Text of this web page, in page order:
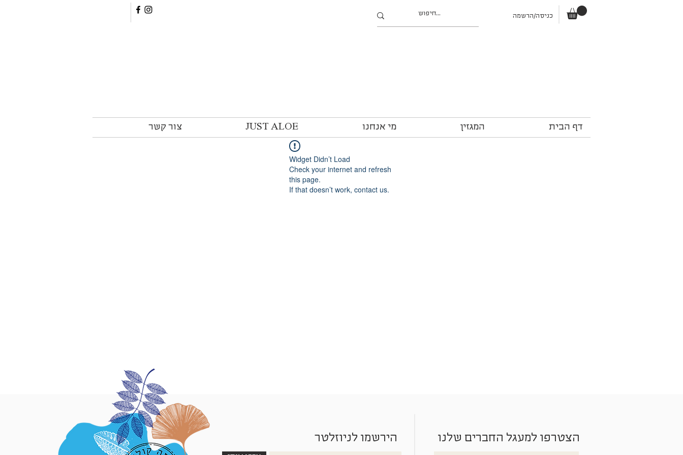
כניסה/הרשמה
דף הבית המגזין מי אנחנו JUST ALOE צור קשר
Widget Didn’t Load
Check your internet and refresh
this page.
If that doesn’t work, contact us.
הירשמו לניוזלטר הצטרפו למעגל החברים שלנו